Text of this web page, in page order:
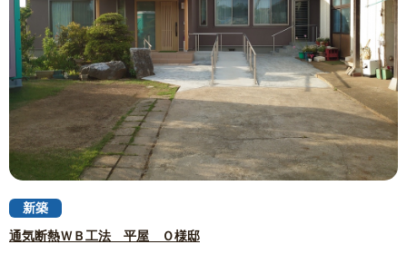
新築
通気断熱ＷＢ工法 平屋 Ｏ様邸